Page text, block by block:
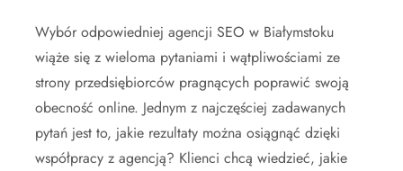
Wybór odpowiedniej agencji SEO w Białymstoku
wiąże się z wieloma pytaniami i wątpliwościami ze
strony przedsiębiorców pragnących poprawić swoją
obecność online. Jednym z najczęściej zadawanych
pytań jest to, jakie rezultaty można osiągnąć dzięki
współpracy z agencją? Klienci chcą wiedzieć, jakie